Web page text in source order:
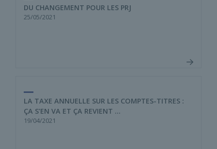
DU CHANGEMENT POUR LES PRJ
25/05/2021
LA TAXE ANNUELLE SUR LES COMPTES-TITRES :
ÇA S’EN VA ET ÇA REVIENT …
19/04/2021